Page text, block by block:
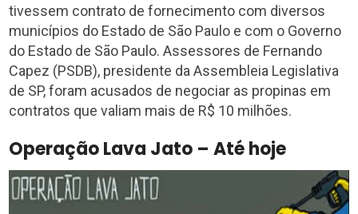
tivessem contrato de fornecimento com diversos
municípios do Estado de São Paulo e com o Governo
do Estado de São Paulo. Assessores de Fernando
Capez (PSDB), presidente da Assembleia Legislativa
de SP, foram acusados de negociar as propinas em
contratos que valiam mais de R$ 10 milhões.
Operação Lava Jato – Até hoje